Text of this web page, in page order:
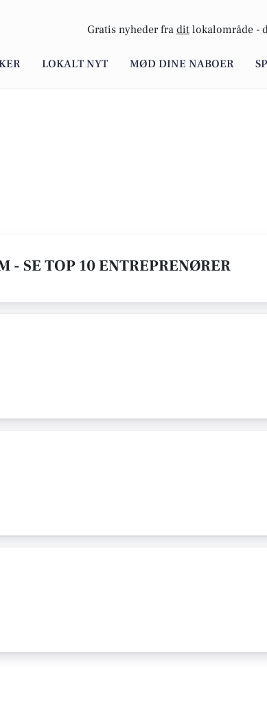
Gratis nyheder fra dit lokalområde -
LOKALT NYT MØD DINE NABOER
- SE TOP 10 ENTREPRENØRER